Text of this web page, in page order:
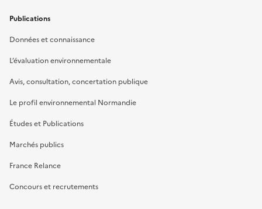
Publications
Données et connaissance
L’évaluation environnementale
Avis, consultation, concertation publique
Le profil environnemental Normandie
Études et Publications
Marchés publics
France Relance
Concours et recrutements